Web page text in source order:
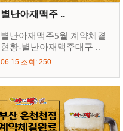
별난아재맥주 ..
별난아재맥주5월 계약체결
현황-별난아재맥주대구 ..
06.15 조회: 250